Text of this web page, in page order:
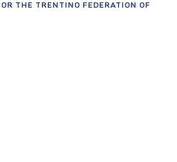
THE TRENTINO FEDERATION OF